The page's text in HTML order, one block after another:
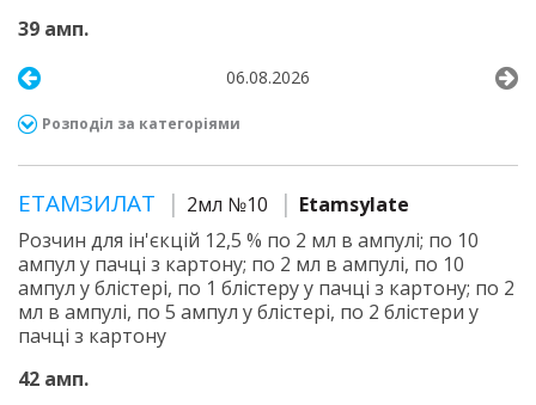
39 амп.
06.08.2026
Розподіл за категоріями
ЕТАМЗИЛАТ 2мл №10
Etamsylate
Розчин для ін'єкцій 12,5 % по 2 мл в ампулі; по 10
ампул у пачці з картону; по 2 мл в ампулі, по 10
ампул у блістері, по 1 блістеру у пачці з картону; по 2
мл в ампулі, по 5 ампул у блістері, по 2 блістери у
пачці з картону
42 амп.